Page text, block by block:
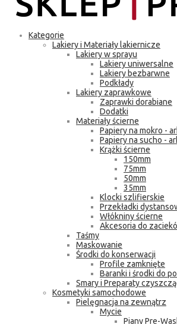
Kategorie
Lakiery i Materiały lakiernicze
Lakiery w sprayu
Lakiery uniwersalne
Lakiery bezbarwne
Podkłady
Lakiery zaprawkowe
Zaprawki dorabiane
Dodatki
Materiały ścierne
Papiery na mokro -
Papiery na sucho -
Krążki ścierne
150mm
75mm
50mm
35mm
Klocki szlifierskie
Przekładki
Włókniny ścierne
Akcesoria do
Taśmy
Maskowanie
Środki do konserwacji
Profile zamknięte
Baranki i środki do
Smary i Preparaty
Kosmetyki samochodowe
Pielęgnacja na zewnątrz
Mycie
Piany Pre-